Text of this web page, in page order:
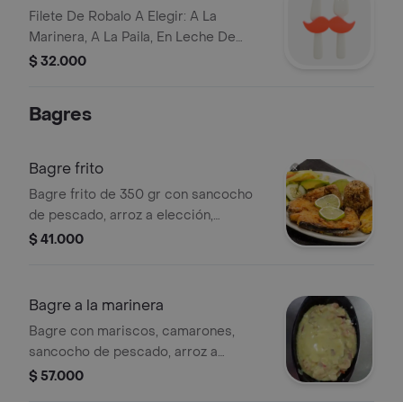
Filete De Robalo A Elegir: A La
Marinera, A La Paila, En Leche De
Coco O En Salsa De Camarones.
$ 32.000
Bagres
Bagre frito
Bagre frito de 350 gr con sancocho
de pescado, arroz a elección,
patacón y ensalada.
$ 41.000
Bagre a la marinera
Bagre con mariscos, camarones,
sancocho de pescado, arroz a
elección, patacón y ensalada.
$ 57.000